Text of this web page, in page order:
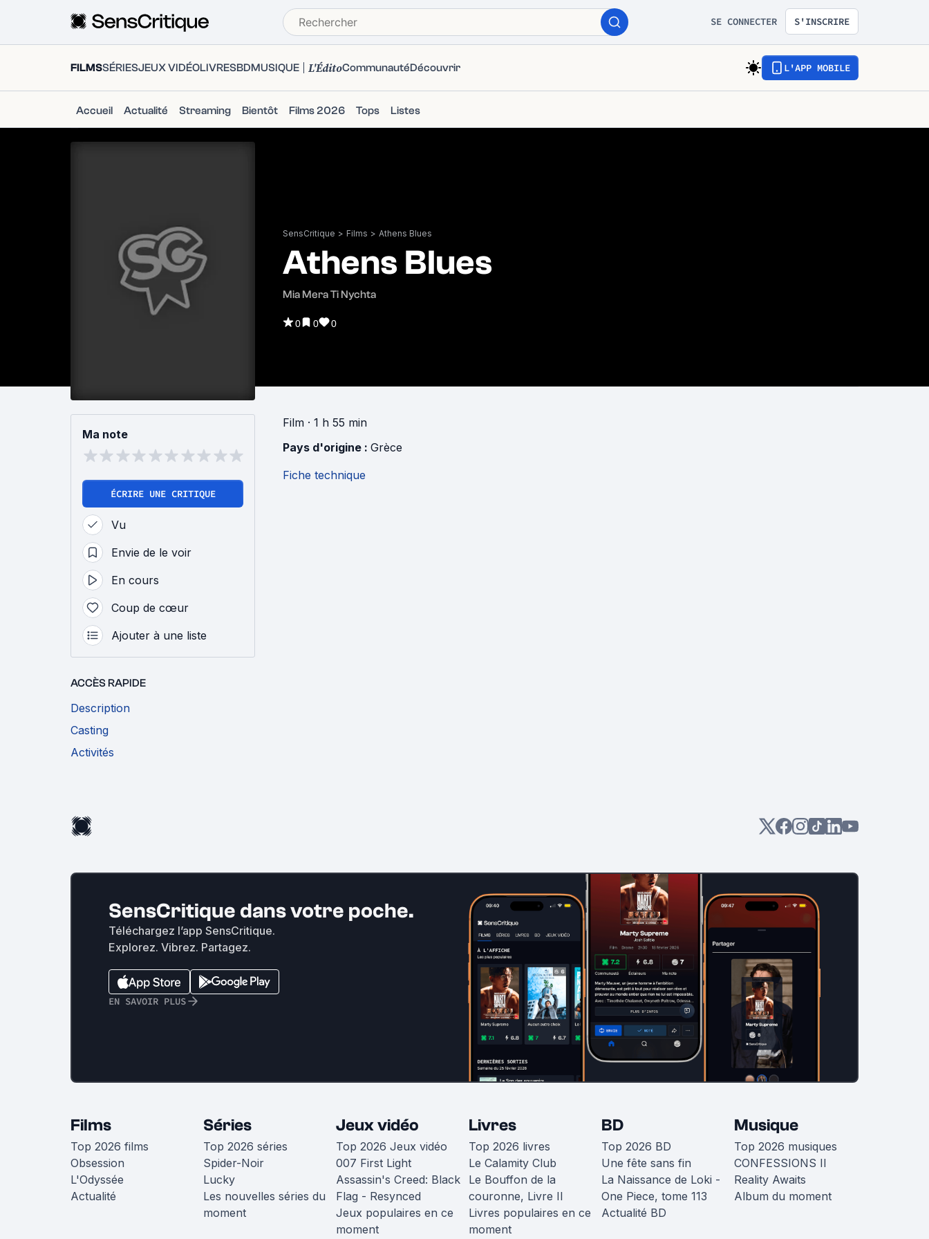
SE CONNECTER S'INSCRIRE
FILMSSÉRIESJEUX VIDÉOLIVRESBDMUSIQUE L'ÉditoCommunautéDécouvrir L'APP MOBILE
Accueil Actualité Streaming Bientôt Films 2026 Tops Listes
SensCritique > Films > Athens Blues
Athens Blues
Mia Mera Ti Nychta
0 0 0
Ma note
ÉCRIRE UNE CRITIQUE
Vu
Envie de le voir
En cours
Coup de cœur
Ajouter à une liste
ACCÈS RAPIDE
Description
Casting
Activités
Film · 1 h 55 min
Pays d'origine : Grèce
Fiche technique
SensCritique dans votre poche.
Téléchargez l’app SensCritique.
Explorez. Vibrez. Partagez.
EN SAVOIR PLUS
Films
Top 2026 films
Obsession
L'Odyssée
Actualité
Séries
Top 2026 séries
Spider-Noir
Lucky
Les nouvelles séries du
moment
Jeux vidéo
Top 2026 Jeux vidéo
007 First Light
Assassin's Creed: Black
Flag - Resynced
Jeux populaires en ce
moment
Livres
Top 2026 livres
Le Calamity Club
Le Bouffon de la
couronne, Livre II
Livres populaires en ce
moment
BD
Top 2026 BD
Une fête sans fin
La Naissance de Loki -
One Piece, tome 113
Actualité BD
Musique
Top 2026 musiques
CONFESSIONS II
Reality Awaits
Album du moment